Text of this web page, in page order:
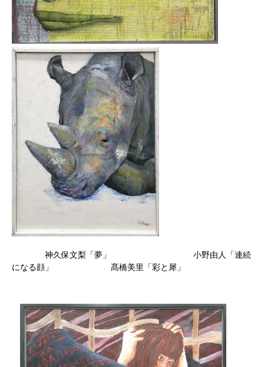
神久保文梨「夢」 小野由人「連続
になる顔」 髙橋美里「彩と犀」